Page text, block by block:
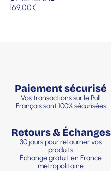
169,00€
Paiement sécurisé
Vos transactions sur le Pull
Français sont 100% sécurisées
Retours & Échanges
30 jours pour retourner vos
produits
Échange gratuit en France
métropolitaine